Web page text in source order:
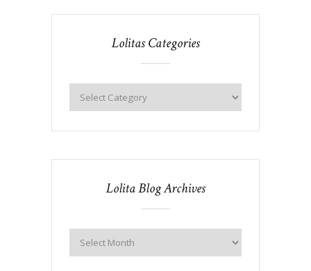
Lolitas Categories
Lolita Blog Archives